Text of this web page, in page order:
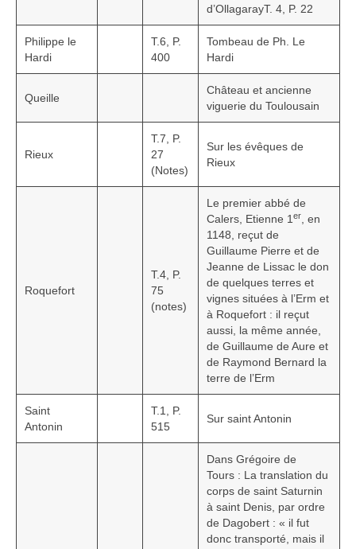
d’OllagarayT. 4, P. 22
Philippe le
Hardi
T.6, P.
400
Tombeau de Ph. Le
Hardi
Queille
Château et ancienne
viguerie du Toulousain
Rieux
T.7, P.
27
(Notes)
Sur les évêques de
Rieux
Roquefort
T.4, P.
75
(notes)
Le premier abbé de
Calers, Etienne 1 er
, en
1148, reçut de
Guillaume Pierre et de
Jeanne de Lissac le don
de quelques terres et
vignes situées à l’Erm et
à Roquefort : il reçut
aussi, la même année,
de Guillaume de Aure et
de Raymond Bernard la
terre de l’Erm
Saint
Antonin
T.1, P.
515
Sur saint Antonin
Dans Grégoire de
Tours : La translation du
corps de saint Saturnin
à saint Denis, par ordre
de Dagobert : « il fut
donc transporté, mais il